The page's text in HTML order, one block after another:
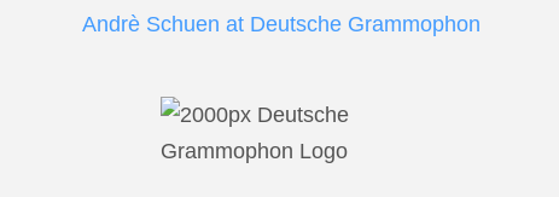
Andrè Schuen at Deutsche Grammophon